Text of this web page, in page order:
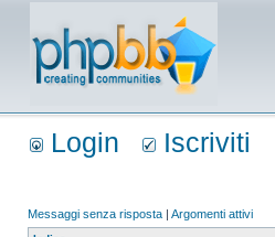
Login Iscriviti
Messaggi senza risposta | Argomenti attivi